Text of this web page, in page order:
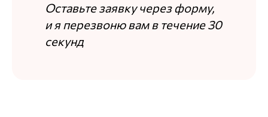
Оставьте заявку через форму,
и я перезвоню вам в течение 30
секунд